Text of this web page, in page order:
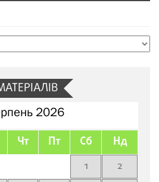
2026
Чт Пт Сб Нд
1
2